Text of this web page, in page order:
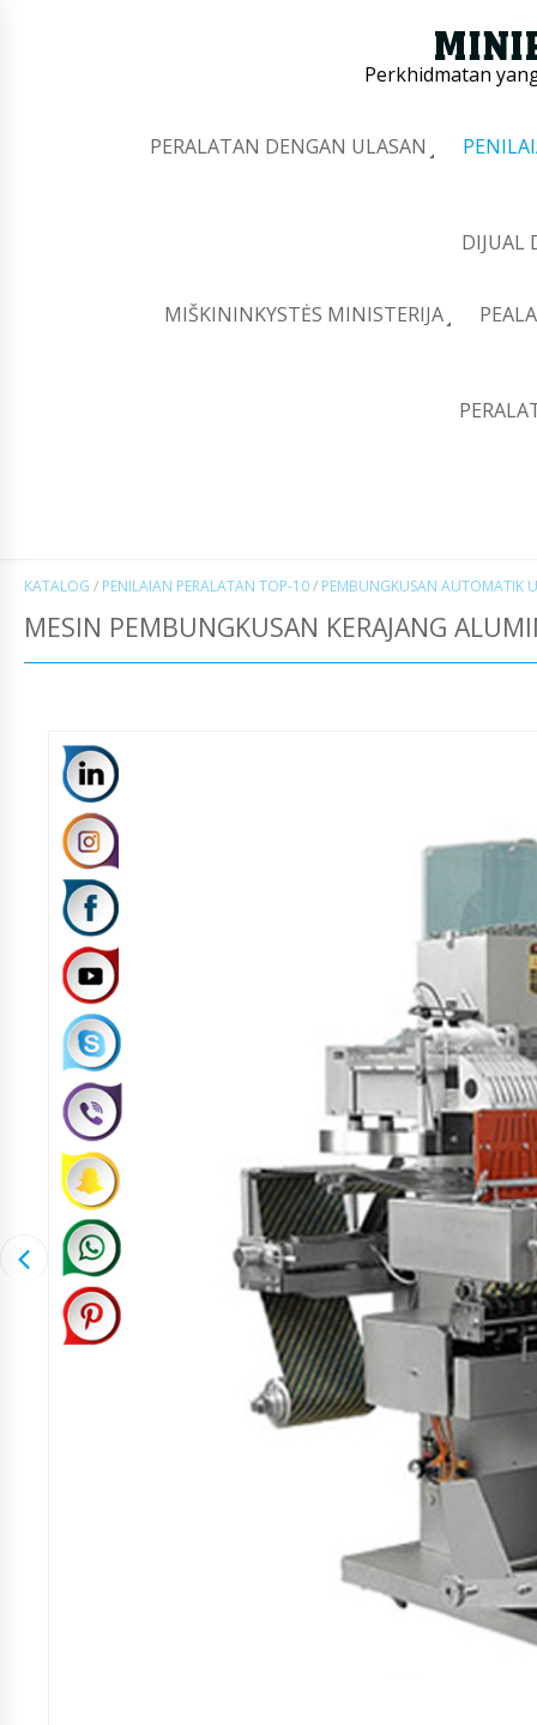
Perkhidmatan
PERALATAN DENGAN ULASAN
DIJUAL
MIŠKININKYSTĖS MINISTERIJA
KATALOG / PENILAIAN PERALATAN TOP-10/ PEMBUNGKUSAN AUTOMATIK
MESIN PEMBUNGKUSAN KERAJANG